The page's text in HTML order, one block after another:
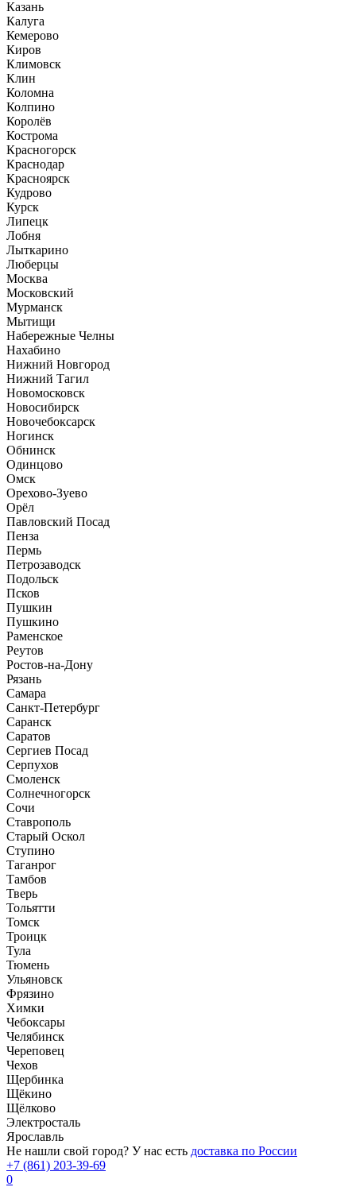
Казань
Калуга
Кемерово
Киров
Климовск
Клин
Коломна
Колпино
Королёв
Кострома
Красногорск
Краснодар
Красноярск
Кудрово
Курск
Липецк
Лобня
Лыткарино
Люберцы
Москва
Московский
Мурманск
Мытищи
Набережные Челны
Нахабино
Нижний Новгород
Нижний Тагил
Новомосковск
Новосибирск
Новочебоксарск
Ногинск
Обнинск
Одинцово
Омск
Орехово-Зуево
Орёл
Павловский Посад
Пенза
Пермь
Петрозаводск
Подольск
Псков
Пушкин
Пушкино
Раменское
Реутов
Ростов-на-Дону
Рязань
Самара
Санкт-Петербург
Саранск
Саратов
Сергиев Посад
Серпухов
Смоленск
Солнечногорск
Сочи
Ставрополь
Старый Оскол
Ступино
Таганрог
Тамбов
Тверь
Тольятти
Томск
Троицк
Тула
Тюмень
Ульяновск
Фрязино
Химки
Чебоксары
Челябинск
Череповец
Чехов
Щербинка
Щёкино
Щёлково
Электросталь
Ярославль
Не нашли свой город? У нас есть доставка по России
+7 (861) 203-39-69
0